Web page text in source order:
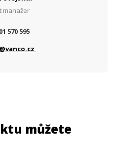
manažer
570 595
můžete